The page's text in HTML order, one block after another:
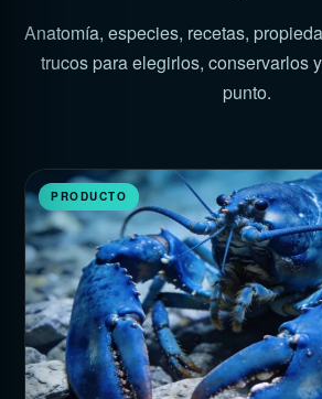
Anatomía, especies, recetas,
trucos para elegirlos, conservarlos
punto.
PRODUCTO